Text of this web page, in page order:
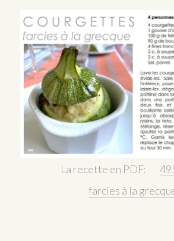
La recette en PDF:
farcies à la